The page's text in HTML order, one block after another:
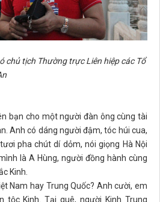
chủ tịch Thường trực Liên hiệp các Tổ
bạn cho một người đàn ông cùng tài
Anh có dáng người đậm, tóc húi cua,
pha chút dí dỏm, nói giọng Hà Nội
là A Hùng, người đồng hành cùng
Kinh.
Nam hay Trung Quốc? Anh cười, em
tộc Kinh. Tại quê, người Kinh Trung